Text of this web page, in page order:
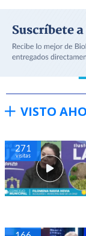
VISTO
271
visitas